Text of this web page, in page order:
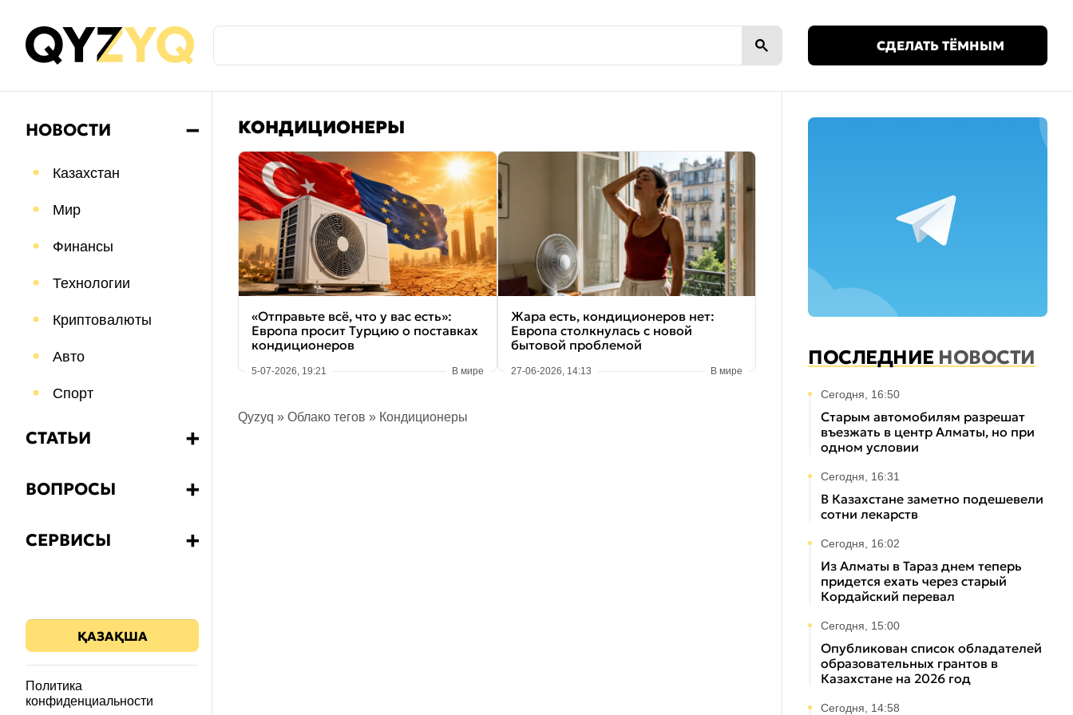
СДЕЛАТЬ ТЁМНЫМ
НОВОСТИ ➖
Казахстан
Мир
Финансы
Технологии
Криптовалюты
Авто
Спорт
СТАТЬИ ➕
Бизнес
Знания
Здоровье
ВОПРОСЫ ➕
Какой?
Почему?
Зачем?
СЕРВИСЫ ➕
ҚАЗАҚША
Политика
конфиденциальности
КОНДИЦИОНЕРЫ
«Отправьте всё, что у вас есть»:
Европа просит Турцию о поставках
кондиционеров
5-07-2026, 19:21 В мире
Жара есть, кондиционеров нет:
Европа столкнулась с новой
бытовой проблемой
27-06-2026, 14:13 В мире
Qyzyq » Облако тегов » Кондиционеры
ПОСЛЕДНИЕ НОВОСТИ
Сегодня, 16:50
Старым автомобилям разрешат
въезжать в центр Алматы, но при
одном условии
Сегодня, 16:31
В Казахстане заметно подешевели
сотни лекарств
Сегодня, 16:02
Из Алматы в Тараз днем теперь
придется ехать через старый
Кордайский перевал
Сегодня, 15:00
Опубликован список обладателей
образовательных грантов в
Казахстане на 2026 год
Сегодня, 14:58